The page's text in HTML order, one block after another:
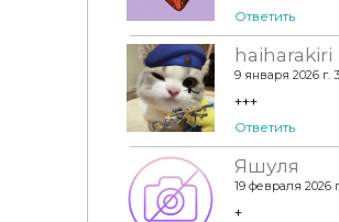
Ответить
haiharakiri
9 января 2026 г.
+++
Ответить
Яшуля
19 февраля 2026
+